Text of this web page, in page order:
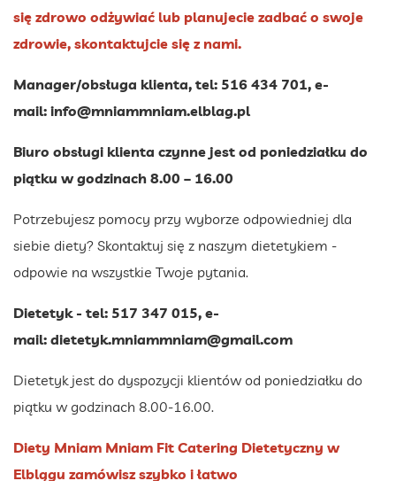
się zdrowo odżywiać lub planujecie zadbać o swoje
zdrowie, skontaktujcie się z nami.
Manager/obsługa klienta, tel: 516 434 701, e-
mail: info@mniammniam.elblag.pl
Biuro obsługi klienta czynne jest od poniedziałku do
piątku w godzinach 8.00 – 16.00
Potrzebujesz pomocy przy wyborze odpowiedniej dla
siebie diety? Skontaktuj się z naszym dietetykiem -
odpowie na wszystkie Twoje pytania.
Dietetyk - tel: 517 347 015, e-
mail: dietetyk.mniammniam@gmail.com
Dietetyk jest do dyspozycji klientów od poniedziałku do
piątku w godzinach 8.00-16.00.
Diety Mniam Mniam Fit Catering Dietetyczny w
Elblągu zamówisz szybko i łatwo